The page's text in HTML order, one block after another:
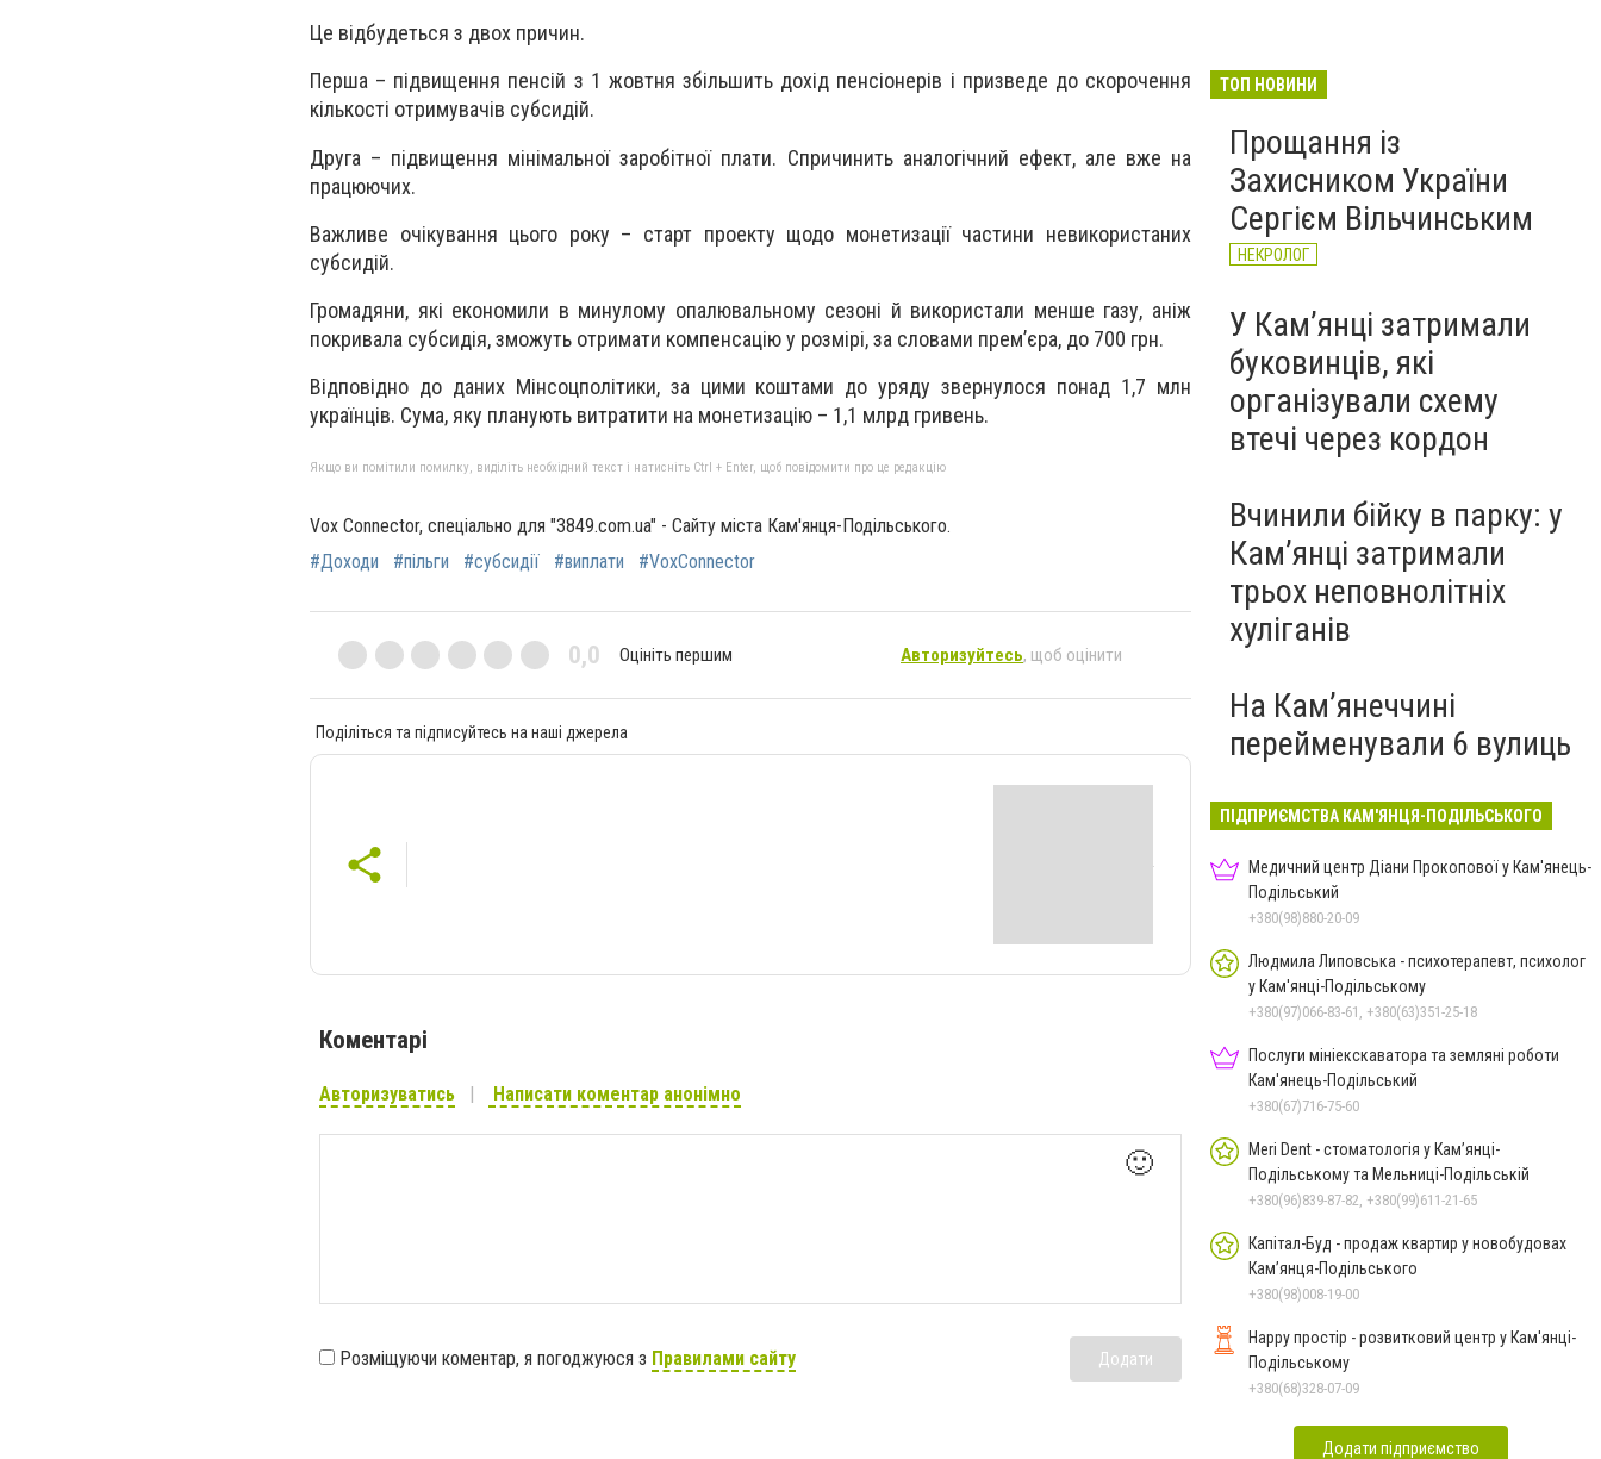
Це відбудеться з двох причин.
Перша – підвищення пенсій з 1 жовтня збільшить дохід пенсіонерів і призведе до скорочення
кількості отримувачів субсидій.
Друга – підвищення мінімальної заробітної плати. Спричинить аналогічний ефект, але вже на
працюючих.
Важливе очікування цього року – старт проекту щодо монетизації частини невикористаних
субсидій.
Громадяни, які економили в минулому опалювальному сезоні й використали менше газу, аніж
покривала субсидія, зможуть отримати компенсацію у розмірі, за словами прем’єра, до 700 грн.
Відповідно до даних Мінсоцполітики, за цими коштами до уряду звернулося понад 1,7 млн
українців. Сума, яку планують витратити на монетизацію – 1,1 млрд гривень.
Якщо ви помітили помилку, виділіть необхідний текст і натисніть Ctrl + Enter, щоб повідомити про це редакцію
Vox Connector, спеціально для "3849.com.ua" - Сайту міста Кам'янця-Подільського.
#Доходи
#пільги #субсидії #виплати #VoxConnector
0,0 Оцініть першим Авторизуйтесь, щоб оцінити
Поділіться та підписуйтесь на наші джерела
Коментарі
Авторизуватись Написати коментар анонімно
🙂
Розміщуючи коментар, я погоджуюся з Правилами сайту Додати
ТОП НОВИНИ
Прощання із
Захисником України
Сергієм Вільчинським
НЕКРОЛОГ
У Кам’янці затримали
буковинців, які
організували схему
втечі через кордон
Вчинили бійку в парку: у
Кам’янці затримали
трьох неповнолітніх
хуліганів
На Камʼянеччині
перейменували 6 вулиць
ПІДПРИЄМСТВА КАМ'ЯНЦЯ-ПОДІЛЬСЬКОГО
Медичний центр Діани Прокопової у Кам'янець-
Подільський
+380(98)880-20-09
Людмила Липовська - психотерапевт, психолог
у Кам'янці-Подільському
+380(97)066-83-61, +380(63)351-25-18
Послуги мініекскаватора та земляні роботи
Кам'янець-Подільський
+380(67)716-75-60
Meri Dent - стоматологія у Кам’янці-
Подільському та Мельниці-Подільській
+380(96)839-87-82, +380(99)611-21-65
Капітал-Буд - продаж квартир у новобудовах
Кам’янця-Подільського
+380(98)008-19-00
Happy простір - розвитковий центр у Кам'янці-
Подільському
+380(68)328-07-09
Додати підприємство